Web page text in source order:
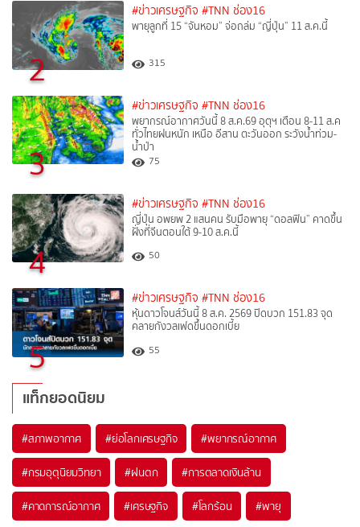
2
#ข่าวเศรษฐกิจ #TNN ช่อง16
พายุลูกที่ 15 “จันหอม” จ่อถล่ม “ญี่ปุ่น” 11 ส.ค.นี้
315
3
#ข่าวเศรษฐกิจ #TNN ช่อง16
พยากรณ์อากาศวันนี้ 8 ส.ค.69 อุตุฯ เตือน 8-11 ส.ค
ทั่วไทยฝนหนัก เหนือ อีสาน ตะวันออก ระวังน้ำท่วม-
น้ำป่า
75
4
#ข่าวเศรษฐกิจ #TNN ช่อง16
ญี่ปุ่น อพยพ 2 แสนคน รับมือพายุ “ดอลฟิน” คาดขึ้น
ฝั่งที่จีนตอนใต้ 9-10 ส.ค.นี้
50
5
#ข่าวเศรษฐกิจ #TNN ช่อง16
หุ้นดาวโจนส์วันนี้ 8 ส.ค. 2569 ปิดบวก 151.83 จุด
คลายกังวลเฟดขึ้นดอกเบี้ย
55
แท็กยอดนิยม
#สภาพอากาศ #ย่อโลกเศรษฐกิจ #พยากรณ์อากาศ
#กรมอุตุนิยมวิทยา #ฝนตก #การตลาดเงินล้าน
#คาดการณ์อากาศ #เศรษฐกิจ #โลกร้อน #พายุ